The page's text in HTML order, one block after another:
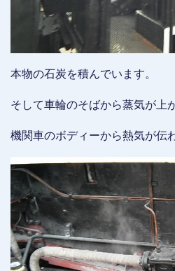
本物の石炭を積んでいます。
そして車輪のそばから蒸気が上
機関車のボディーから熱気が伝